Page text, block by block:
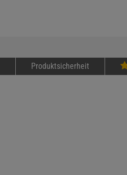
Produktsicherheit